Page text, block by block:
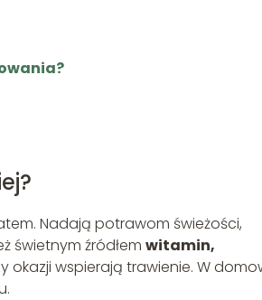
Nadają potrawom świeżości,
świetnym źródłem witamin,
okazji wspierają trawienie. W